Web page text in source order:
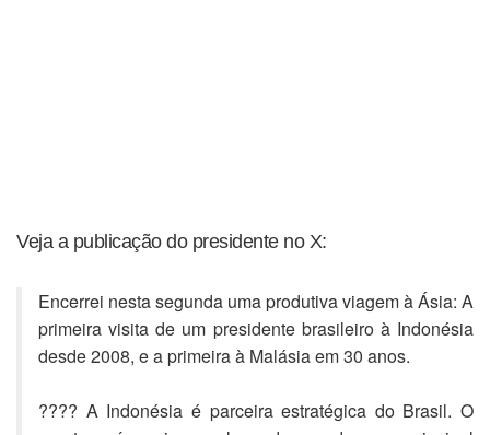
Veja a publicação do presidente no X:
Encerrei nesta segunda uma produtiva viagem à Ásia: A
primeira visita de um presidente brasileiro à Indonésia
desde 2008, e a primeira à Malásia em 30 anos.
???? A Indonésia é parceira estratégica do Brasil. O